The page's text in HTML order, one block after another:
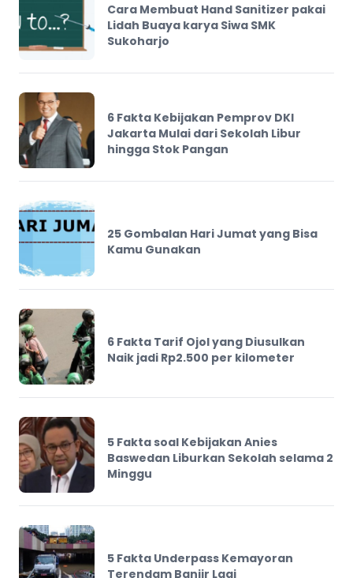
Cara Membuat Hand Sanitizer pakai
Lidah Buaya karya Siwa SMK
Sukoharjo
6 Fakta Kebijakan Pemprov DKI
Jakarta Mulai dari Sekolah Libur
hingga Stok Pangan
25 Gombalan Hari Jumat yang Bisa
Kamu Gunakan
6 Fakta Tarif Ojol yang Diusulkan
Naik jadi Rp2.500 per kilometer
5 Fakta soal Kebijakan Anies
Baswedan Liburkan Sekolah selama 2
Minggu
5 Fakta Underpass Kemayoran
Terendam Banjir Lagi